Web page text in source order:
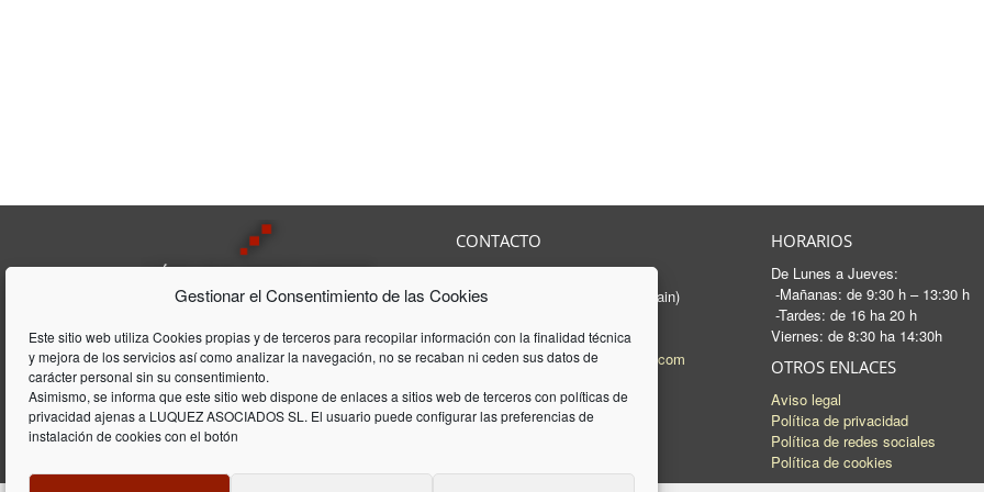
Gestionar el Consentimiento de las Cookies
Este sitio web utiliza Cookies propias y de terceros para recopilar información con la finalidad técnica
y mejora de los servicios así como analizar la navegación, no se recaban ni ceden sus datos de
carácter personal sin su consentimiento.
Asimismo, se informa que este sitio web dispone de enlaces a sitios web de terceros con políticas de
privacidad ajenas a LUQUEZ ASOCIADOS SL. El usuario puede configurar las preferencias de
instalación de cookies con el botón
Lúquez & ASSOCIATS, SL es una
Consultoría Laboral, que acumula
una trayectória de 20 años en el
ámbito laboral y de gestión de
empresas
CONTACTO
08208 Sabadell - Barcelona (Spain)
Fax:93 745 15 35
E-mail:mail@luquez-associats.com
HORARIOS
De Lunes a Jueves:
-Mañanas: de 9:30 h – 13:30 h
-Tardes: de 16 ha 20 h
Viernes: de 8:30 ha 14:30h
OTROS ENLACES
Aviso legal
Política de privacidad
Política de redes sociales
Política de cookies